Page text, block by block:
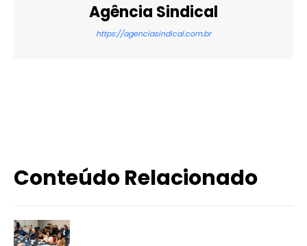
Agência Sindical
https://agenciasindical.com.br
Conteúdo Relacionado